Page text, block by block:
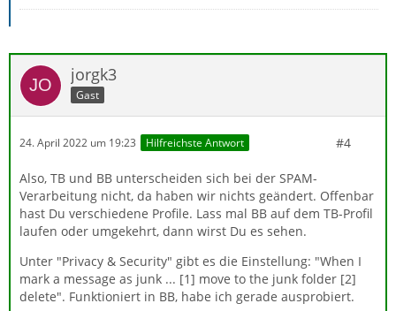
jorgk3
Gast
24. April 2022 um 19:23 Hilfreichste Antwort #4
Also, TB und BB unterscheiden sich bei der SPAM-
Verarbeitung nicht, da haben wir nichts geändert. Offenbar
hast Du verschiedene Profile. Lass mal BB auf dem TB-Profil
laufen oder umgekehrt, dann wirst Du es sehen.
Unter "Privacy & Security" gibt es die Einstellung: "When I
mark a message as junk ... [1] move to the junk folder [2]
delete". Funktioniert in BB, habe ich gerade ausprobiert.